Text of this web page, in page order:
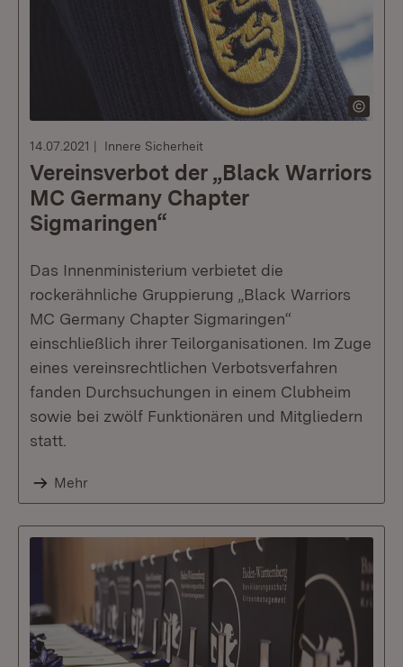
14.07.2021 Innere Sicherheit
Vereinsverbot der „Black Warriors
MC Germany Chapter
Sigmaringen“
Das Innenministerium verbietet die
rockerähnliche Gruppierung „Black Warriors
MC Germany Chapter Sigmaringen“
einschließlich ihrer Teilorganisationen. Im Zuge
eines vereinsrechtlichen Verbotsverfahren
fanden Durchsuchungen in einem Clubheim
sowie bei zwölf Funktionären und Mitgliedern
statt.
Mehr